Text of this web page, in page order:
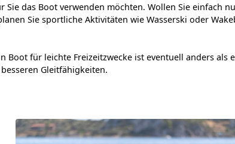
das Boot verwenden möchten. Wollen Sie einfach
Sie sportliche Aktivitäten wie Wasserski oder
Boot für leichte Freizeitzwecke ist eventuell anders als
Gleitfähigkeiten.